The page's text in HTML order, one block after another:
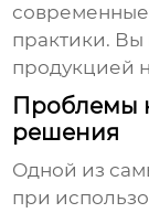
практики.
продукцией
Проблемы
решения
Одной из
при